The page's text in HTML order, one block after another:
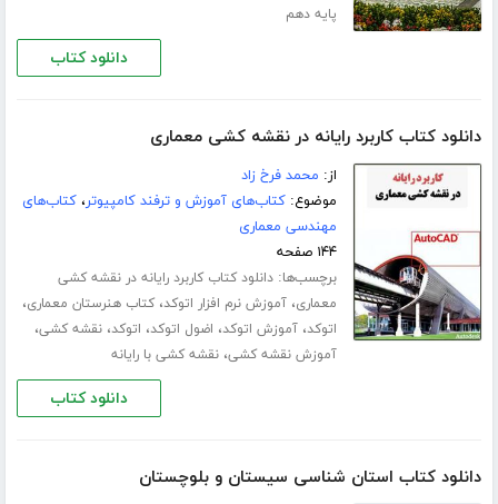
پایه دهم
دانلود کتاب
دانلود کتاب کاربرد رایانه در نقشه کشی معماری
از: محمد فرخ زاد
موضوع:کتاب‌های آموزش و ترفند کامپیوتر،کتاب‌های
مهندسی معماری
۱۴۴ صفحه
برچسب‌ها:دانلود کتاب کاربرد رایانه در نقشه کشی
معماری،آموزش نرم افزار اتوکد،کتاب هنرستان معماری،
اتوکد،آموزش اتوکد، اضول اتوکد، اتوکد،نقشه کشی،
آموزش نقشه کشی،نقشه کشی با رایانه
دانلود کتاب
دانلود کتاب استان شناسی سیستان و بلوچستان